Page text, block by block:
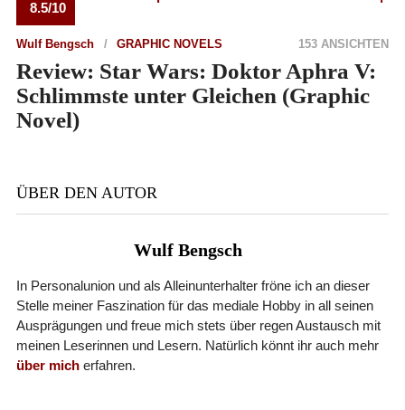
8.5/10
Wulf Bengsch GRAPHIC NOVELS 153 ANSICHTEN
Review: Star Wars: Doktor Aphra V:
Schlimmste unter Gleichen (Graphic
Novel)
ÜBER DEN AUTOR
Wulf Bengsch
In Personalunion und als Alleinunterhalter fröne ich an dieser
Stelle meiner Faszination für das mediale Hobby in all seinen
Ausprägungen und freue mich stets über regen Austausch mit
meinen Leserinnen und Lesern. Natürlich könnt ihr auch mehr
über micherfahren.